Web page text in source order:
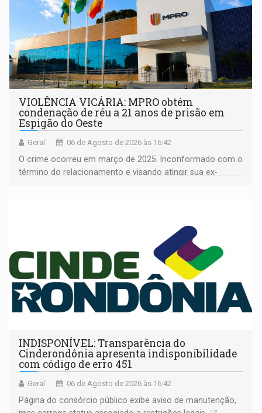
VIOLÊNCIA VICÁRIA: MPRO obtém
condenação de réu a 21 anos de prisão em
Espigão do Oeste
Geral 06 de Agosto de 2026 às 16:42
O crime ocorreu em março de 2025. Inconformado com o
término do relacionamento e visando atingir sua ex-
INDISPONÍVEL: Transparência do
Cinderondônia apresenta indisponibilidade
com código de erro 451
Geral 06 de Agosto de 2026 às 16:42
Página do consórcio público exibe aviso de manutenção,